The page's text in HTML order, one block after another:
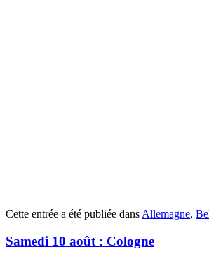
Cette entrée a été publiée dansAllemagne,
Samedi 10 août : Cologne